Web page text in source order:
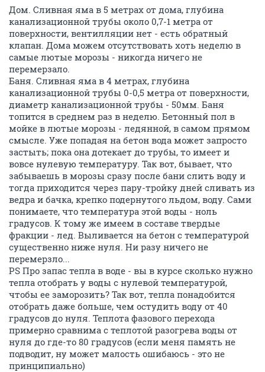
Дом. Сливная яма в 5 метрах от дома, глубина
канализационной трубы около 0,7-1 метра от
поверхности, вентилляции нет - есть обратный
клапан. Дома можем отсутствовать хоть неделю в
самые лютые морозы - никогда ничего не
перемерзало.
Баня. Сливная яма в 4 метрах, глубина
канализационной трубы 0-0,5 метра от поверхности,
диаметр канализационной трубы - 50мм. Баня
топится в среднем раз в неделю. Бетонный пол в
мойке в лютые морозы - ледянной, в самом прямом
смысле. Уже попадая на бетон вода может запросто
застыть; пока она дотекает до трубы, то имеет и
вовсе нулевую температуру. Так вот, бывает, что
забываешь в морозы сразу после бани слить воду и
тогда приходится через пару-тройку дней сливать из
ведра и бачка, крепко подернутого льдом, воду. Сами
понимаете, что температура этой воды - ноль
градусов. К тому же имеем в составе твердые
фракции - лед. Выливается на бетон с температурой
существенно ниже нуля. Ни разу ничего не
перемерзло...
PS Про запас тепла в воде - вы в курсе сколько нужно
тепла отобрать у воды с нулевой температурой,
чтобы ее заморозить? Так вот, тепла понадобится
отобрать даже больше, чем остудить воду от 40
градусов до нуля. Теплота фазового перехода
примерно сравнима с теплотой разогрева воды от
нуля до где-то 80 градусов (если меня память не
подводит, ну может малость ошибаюсь - это не
принципиально)